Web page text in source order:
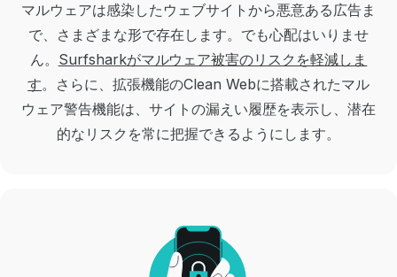
マルウェアは感染したウェブサイトから悪意ある広告ま
で、さまざまな形で存在します。でも心配はいりませ
ん。 Surfsharkがマルウェア被害のリスクを軽減しま
す。さらに、拡張機能のClean Webに搭載されたマル
ウェア警告機能は、サイトの漏えい履歴を表示し、潜在
的なリスクを常に把握できるようにします。